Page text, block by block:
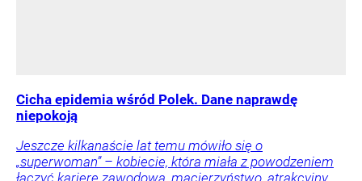
Cicha epidemia wśród Polek. Dane naprawdę
niepokoją
Jeszcze kilkanaście lat temu mówiło się o
„superwoman” – kobiecie, która miała z powodzeniem